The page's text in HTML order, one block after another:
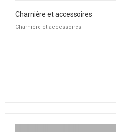
Charnière et accessoires
Charnière et accessoires